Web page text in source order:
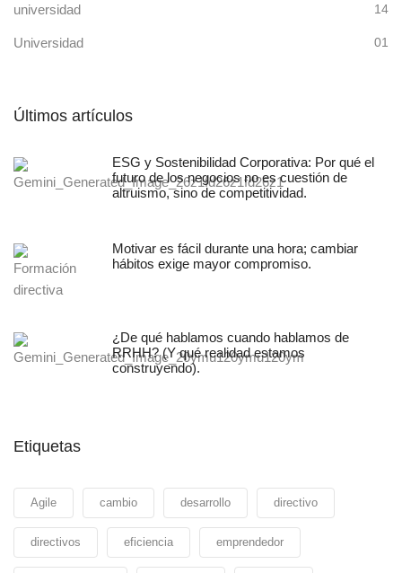
universidad 14
Universidad 01
Últimos artículos
ESG y Sostenibilidad Corporativa: Por qué el
futuro de los negocios no es cuestión de
altruismo, sino de competitividad.
Motivar es fácil durante una hora; cambiar
hábitos exige mayor compromiso.
¿De qué hablamos cuando hablamos de
RRHH? (Y qué realidad estamos
construyendo).
Etiquetas
Agile cambio desarrollo directivo
directivos eficiencia emprendedor